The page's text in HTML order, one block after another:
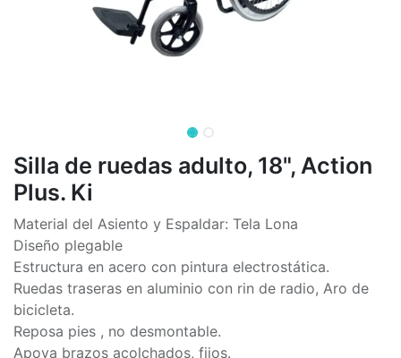
Silla de ruedas adulto, 18", Action
Plus. Ki
Material del Asiento y Espaldar: Tela Lona
Diseño plegable
Estructura en acero con pintura electrostática.
Ruedas traseras en aluminio con rin de radio, Aro de
bicicleta.
Reposa pies , no desmontable.
Apoya brazos acolchados, fijos.